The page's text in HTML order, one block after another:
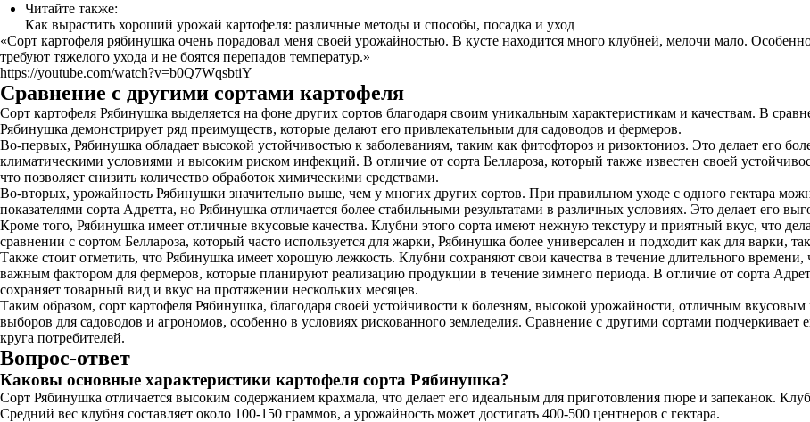
Читайте также:
Как вырастить хороший урожай картофеля: различные методы и способы, посадка и уход
«Сорт картофеля рябинушка очень порадовал меня своей урожайностью. В кусте находится много клубней, мелочи мало.
требуют тяжелого ухода и не боятся перепадов температур.»
https://youtube.com/watch?v=b0Q7WqsbtiY
Сравнение с другими сортами картофеля
Сорт картофеля Рябинушка выделяется на фоне других сортов благодаря своим уникальным характеристикам и качествам. В
Рябинушка демонстрирует ряд преимуществ, которые делают его привлекательным для садоводов и фермеров.
Во-первых, Рябинушка обладает высокой устойчивостью к заболеваниям, таким как фитофтороз и ризоктониоз. Это делает его
климатическими условиями и высоким риском инфекций. В отличие от сорта Беллароза, который также известен своей
что позволяет снизить количество обработок химическими средствами.
Во-вторых, урожайность Рябинушки значительно выше, чем у многих других сортов. При правильном уходе с одного гектара
показателями сорта Адретта, но Рябинушка отличается более стабильными результатами в различных условиях. Это делает его
Кроме того, Рябинушка имеет отличные вкусовые качества. Клубни этого сорта имеют нежную текстуру и приятный вкус, что
сравнении с сортом Беллароза, который часто используется для жарки, Рябинушка более универсален и подходит как для варки,
Также стоит отметить, что Рябинушка имеет хорошую лежкость. Клубни сохраняют свои качества в течение длительного времени,
важным фактором для фермеров, которые планируют реализацию продукции в течение зимнего периода. В отличие от сорта
сохраняет товарный вид и вкус на протяжении нескольких месяцев.
Таким образом, сорт картофеля Рябинушка, благодаря своей устойчивости к болезням, высокой урожайности, отличным
выборов для садоводов и агрономов, особенно в условиях рискованного земледелия. Сравнение с другими сортами
круга потребителей.
Вопрос-ответ
Каковы основные характеристики картофеля сорта Рябинушка?
Сорт Рябинушка отличается высоким содержанием крахмала, что делает его идеальным для приготовления пюре и запеканок.
Средний вес клубня составляет около 100-150 граммов, а урожайность может достигать 400-500 центнеров с гектара.